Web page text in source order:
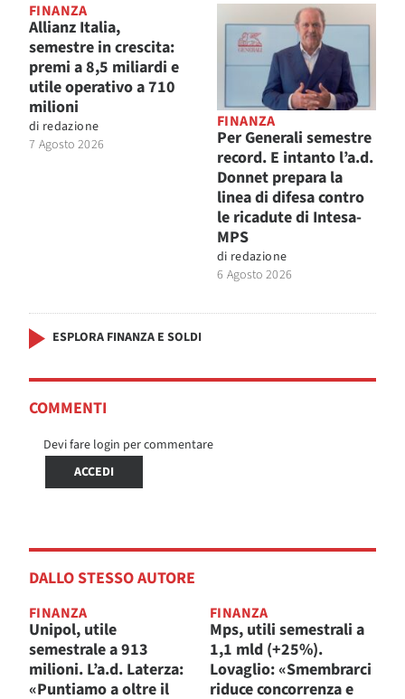
FINANZA
Allianz Italia,
semestre in crescita:
premi a 8,5 miliardi e
utile operativo a 710
milioni
di redazione
7 Agosto 2026
FINANZA
Per Generali semestre
record. E intanto l’a.d.
Donnet prepara la
linea di difesa contro
le ricadute di Intesa-
MPS
di redazione
6 Agosto 2026
ESPLORA FINANZA E SOLDI
COMMENTI
Devi fare login per commentare
ACCEDI
DALLO STESSO AUTORE
FINANZA
Unipol, utile
semestrale a 913
milioni. L’a.d. Laterza:
«Puntiamo a oltre il
FINANZA
Mps, utili semestrali a
1,1 mld (+25%).
Lovaglio: «Smembrarci
riduce concorrenza e